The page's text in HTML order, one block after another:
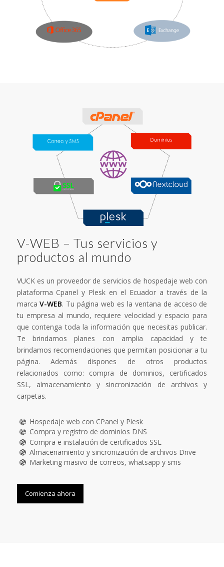
V-WEB – Tus servicios y
productos al mundo
VUCK es un proveedor de servicios de hospedaje web con
plataforma Cpanel y Plesk en el Ecuador a través de la
marcaV-WEB. Tu página web es la ventana de acceso de
tu empresa al mundo, requiere velocidad y espacio para
que contenga toda la información que necesitas publicar.
Te brindamos planes con amplia capacidad y te
brindamos recomendaciones que permitan posicionar a tu
página. Además dispones de otros productos
relacionados como: compra de dominios, certificados
SSL, almacenamiento y sincronización de archivos y
carpetas.
Hospedaje web con CPanel y Plesk
Compra y registro de dominios DNS
Compra e instalación de certificados SSL
Almacenamiento y sincronización de archivos Drive
Marketing masivo de correos, whatsapp y sms
Comienza ahora